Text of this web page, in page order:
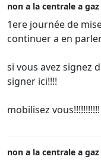
non a la centrale a gaz
1ere journée de
continuer a en
si vous avez signez
signer ici!!!!
mobilisez vous!!!!!!!!!!!
non a la centrale a gaz